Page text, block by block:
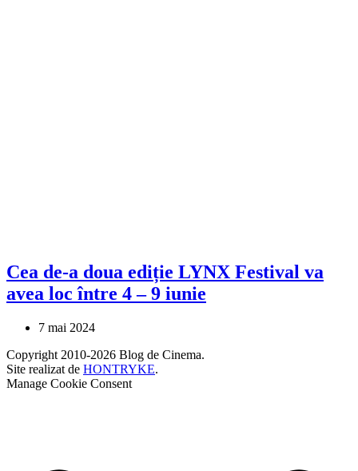
Cea de-a doua ediție LYNX Festival va
avea loc între 4 – 9 iunie
7 mai 2024
Copyright 2010-2026 Blog de Cinema.
Site realizat de HONTRYKE.
Manage Cookie Consent